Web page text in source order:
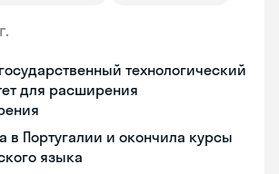
технологический
для расширения
в Португалии и окончила курсы
языка